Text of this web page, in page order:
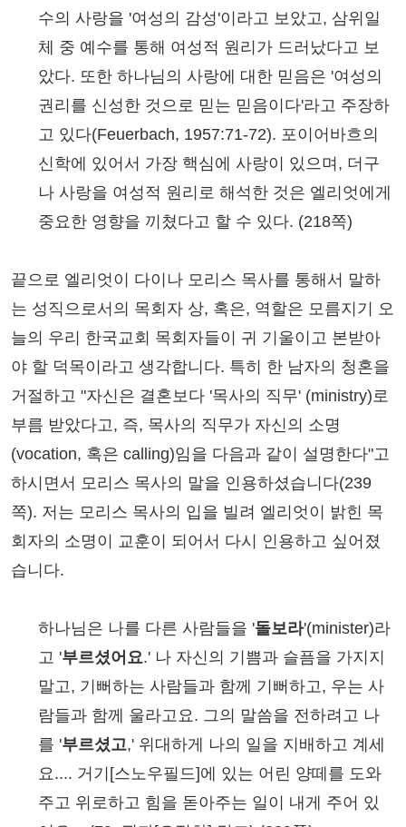
수의 사랑을 '여성의 감성'이라고 보았고, 삼위일
체 중 예수를 통해 여성적 원리가 드러났다고 보
았다. 또한 하나님의 사랑에 대한 믿음은 '여성의
권리를 신성한 것으로 믿는 믿음이다'라고 주장하
고 있다(Feuerbach, 1957:71-72). 포이어바흐의
신학에 있어서 가장 핵심에 사랑이 있으며, 더구
나 사랑을 여성적 원리로 해석한 것은 엘리엇에게
중요한 영향을 끼쳤다고 할 수 있다. (218쪽)
끝으로 엘리엇이 다이나 모리스 목사를 통해서 말하
는 성직으로서의 목회자 상, 혹은, 역할은 모름지기 오
늘의 우리 한국교회 목회자들이 귀 기울이고 본받아
야 할 덕목이라고 생각합니다. 특히 한 남자의 청혼을
거절하고 "자신은 결혼보다 '목사의 직무' (ministry)로
부름 받았다고, 즉, 목사의 직무가 자신의 소명
(vocation, 혹은 calling)임을 다음과 같이 설명한다"고
하시면서 모리스 목사의 말을 인용하셨습니다(239
쪽). 저는 모리스 목사의 입을 빌려 엘리엇이 밝힌 목
회자의 소명이 교훈이 되어서 다시 인용하고 싶어졌
습니다.
하나님은 나를 다른 사람들을 '돌보라'(minister)라
고 '부르셨어요.' 나 자신의 기쁨과 슬픔을 가지지
말고, 기뻐하는 사람들과 함께 기뻐하고, 우는 사
람들과 함께 울라고요. 그의 말씀을 전하려고 나
를 '부르셨고,' 위대하게 나의 일을 지배하고 계세
요.... 거기[스노우필드]에 있는 어린 양떼를 도와
주고 위로하고 힘을 돋아주는 일이 내게 주어 있